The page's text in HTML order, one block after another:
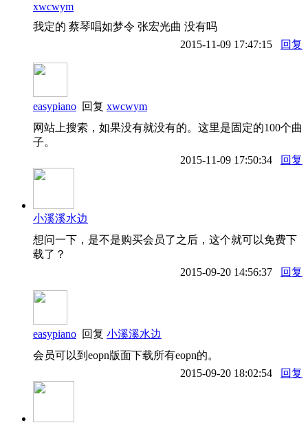
xwcwym
我定的 蔡琴唱如梦令 张宏光曲 没有吗
2015-11-09 17:47:15
回复
easypiano 回复 xwcwym
网站上搜索，如果没有就没有的。这里是固定的100个曲
子。
2015-11-09 17:50:34
回复
小溪溪水边
想问一下，是不是购买会员了之后，这个就可以免费下
载了？
2015-09-20 14:56:37
回复
easypiano 回复 小溪溪水边
会员可以到eopn版面下载所有eopn的。
2015-09-20 18:02:54
回复